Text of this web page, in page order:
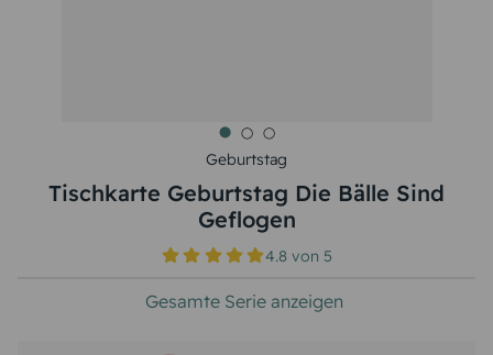
Geburtstag
Tischkarte Geburtstag Die Bälle Sind
Geflogen
4.8 von5
Gesamte Serie anzeigen